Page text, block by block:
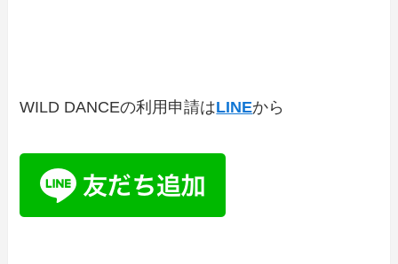
WILD DANCEの利用申請はLINEから